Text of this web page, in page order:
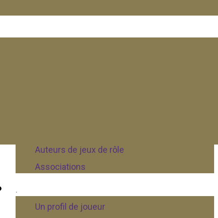
Auteurs de jeux de rôle
Associations
.
Un profil de joueur